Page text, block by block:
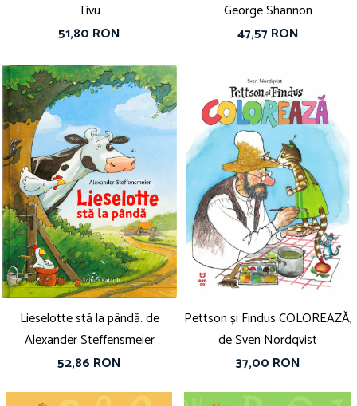
Tivu
51,80 RON
George Shannon
47,57 RON
Lieselotte stă la pândă. de
Alexander Steffensmeier
52,86 RON
Pettson și Findus COLOREAZĂ,
de Sven Nordqvist
37,00 RON